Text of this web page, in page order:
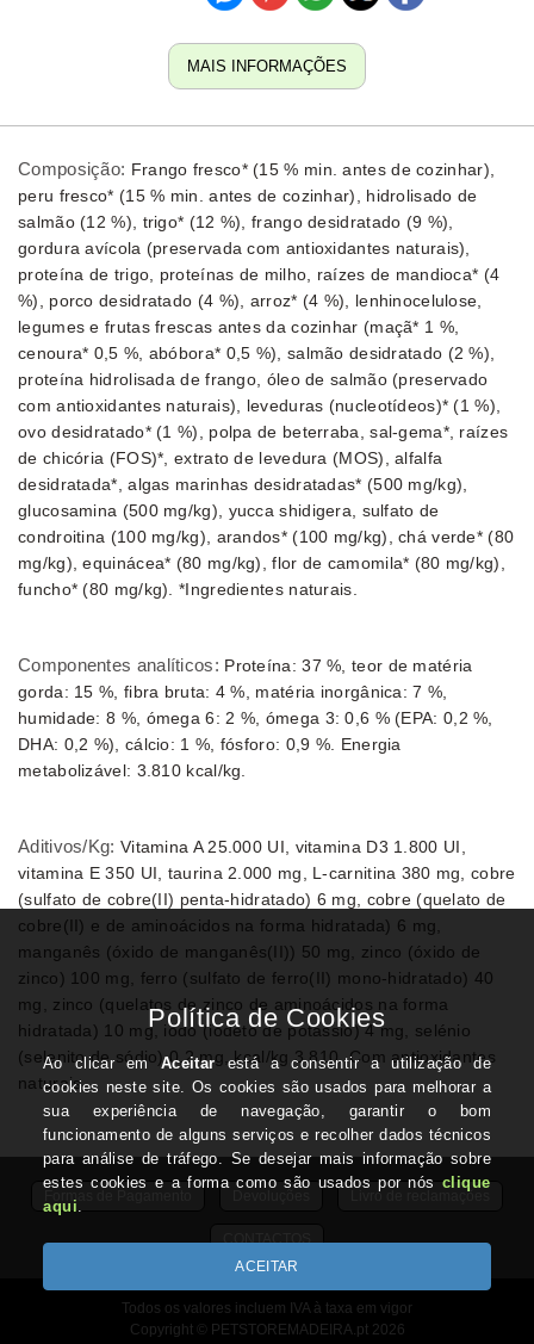
MAIS INFORMAÇÕES
Composição: Frango fresco* (15 % min. antes de cozinhar),
peru fresco* (15 % min. antes de cozinhar), hidrolisado de
salmão (12 %), trigo* (12 %), frango desidratado (9 %),
gordura avícola (preservada com antioxidantes naturais),
proteína de trigo, proteínas de milho, raízes de mandioca* (4
%), porco desidratado (4 %), arroz* (4 %), lenhinocelulose,
legumes e frutas frescas antes da cozinhar (maçã* 1 %,
cenoura* 0,5 %, abóbora* 0,5 %), salmão desidratado (2 %),
proteína hidrolisada de frango, óleo de salmão (preservado
com antioxidantes naturais), leveduras (nucleotídeos)* (1 %),
ovo desidratado* (1 %), polpa de beterraba, sal-gema*, raízes
de chicória (FOS)*, extrato de levedura (MOS), alfalfa
desidratada*, algas marinhas desidratadas* (500 mg/kg),
glucosamina (500 mg/kg), yucca shidigera, sulfato de
condroitina (100 mg/kg), arandos* (100 mg/kg), chá verde* (80
mg/kg), equinácea* (80 mg/kg), flor de camomila* (80 mg/kg),
funcho* (80 mg/kg). *Ingredientes naturais.
Componentes analíticos: Proteína: 37 %, teor de matéria
gorda: 15 %, fibra bruta: 4 %, matéria inorgânica: 7 %,
humidade: 8 %, ómega 6: 2 %, ómega 3: 0,6 % (EPA: 0,2 %,
DHA: 0,2 %), cálcio: 1 %, fósforo: 0,9 %. Energia
metabolizável: 3.810 kcal/kg.
Aditivos/Kg: Vitamina A 25.000 UI, vitamina D3 1.800 UI,
vitamina E 350 UI, taurina 2.000 mg, L-carnitina 380 mg, cobre
(sulfato de cobre(II) penta-hidratado) 6 mg, cobre (quelato de
cobre(II) e de aminoácidos na forma hidratada) 6 mg,
manganês (óxido de manganês(II)) 50 mg, zinco (óxido de
zinco) 100 mg, ferro (sulfato de ferro(II) mono-hidratado) 40
mg, zinco (quelatos de zinco de aminoácidos na forma
hidratada) 10 mg, iodo (iodeto de potássio) 4 mg, selénio
(selenito de sódio) 0,2 mg, kcal/kg 3.810. Com antioxidantes
naturais
Formas de Pagamento Livro de reclamações
CONTACTOS
Todos os valores incluem IVA à taxa em vigor
Copyright © PETSTOREMADEIRA.pt 2026